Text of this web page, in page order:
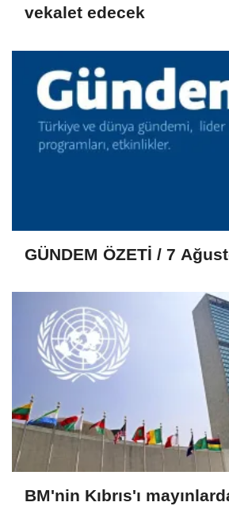
vekalet edecek
GÜNDEM ÖZETİ / 7
BM'nin Kıbrıs'ı